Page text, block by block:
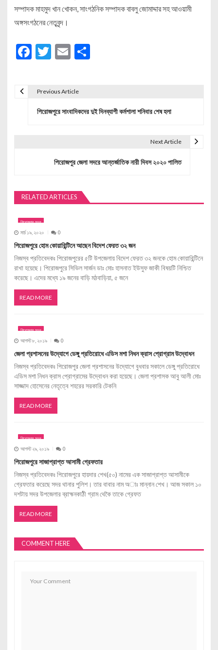
সম্পাদক মাহমুদ খান খোকন, সাংগঠনিক সম্পাদক বাবলু জোমাদ্দার সহ আওয়ামী
অঙ্গসংগঠনের নেতৃবৃন্দ।
Facebook
Twitter
Email
a
v
g
a
t
i
o
n
Previous Article
পিরোজপুরে সাংবাদিকদের দুই দিনব্যাপী কর্মশালা শনিবার শেষ হলা
Next Article
পিরোজপুর জেলা সদরে আন্তর্জাতিক নারী দিবস ২০২০ পালিত
RELATED ARTICLES
পিরোজপুর সদর
মার্চ ১৯, ২০২০ 0
পিরোজপুরে হোম কোয়ারিন্টিনে আছেন বিদেশ ফেরত ৩২ জন
নিজস্ব প্রতিবেদকঃ পিরোজপুরের ৫টি উপজেলায় বিদেশ ফেরত ৩২ জনকে হোম কোয়ারিন্টিনে
রাখা হয়েছে। পিরোজপুরে সিভিল সার্জন ডাঃ মোঃ হাসনাত ইউসুফ জাকী বিষয়টি নিশ্চিত
করেছে। এদের মধ্যে ১৯ জনের বাড়ি মঠবাড়িয়া, ৫ জনে
READ MORE
পিরোজপুর সদর
আগস্ট ৮, ২০১৯ 0
জেলা প্রশাসনের উদ্যোগে ডেঙ্গু প্রতিরোধে এডিস মশা নিধন ক্রাস প্রোগ্রাম উদ্বোধন
নিজস্ব প্রতিবেদকঃ পিরোজপুর জেলা প্রশাসনের উদ্যোগে বুধবার সকালে ডেঙ্গু প্রতিরোধে
এডিস মশা নিধন ক্রাস প্রোগ্রামের উদ্বোধন করা হয়েছে। জেলা প্রশাসক আবু আলী মোঃ
সাজ্জাদ হোসেনের নেতৃত্বে শহরের সরকারি টেকনি
READ MORE
পিরোজপুর সদর
আগস্ট ২৯, ২০১৯ 0
পিরোজপুরে সাজাপ্রাপ্ত আসামী গ্রেফতার
নিজস্ব প্রতিবেদকঃ পিরোজপুরে হায়দার শেখ(৫০) নামের এক সাজাপ্রাপ্ত আসামীকে
গ্রেফতার করেছে সদর থানার পুলিশ। তার বাবার নাম অাঃ মান্নান শেখ। আজ সকাল ১০
দশটায় সদর উপজেলার ব্রাহ্মনকাঠী গ্রাম থেকৈ তাকে গ্রেফত
READ MORE
COMMENT HERE